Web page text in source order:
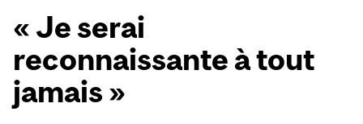
« Je serai
reconnaissante à tout
jamais »